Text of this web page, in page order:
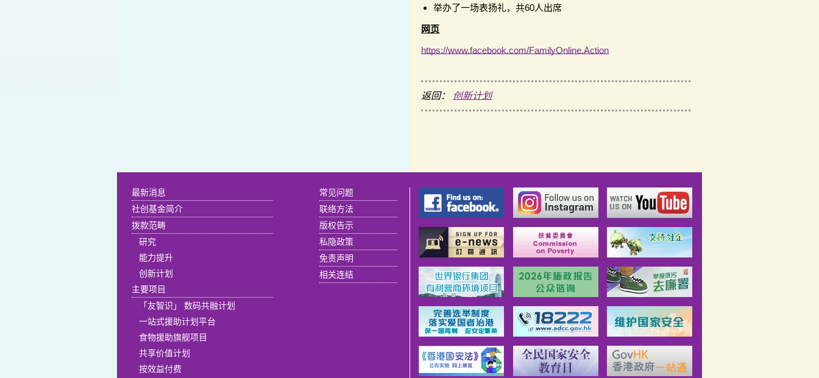
举办了一场表扬礼，共60人出席
网页
https://www.facebook.com/FamilyOnline.Action
返回： 创新计划
最新消息
社创基金简介
拨款范畴
研究
能力提升
创新计划
主要项目
「友智识」 数码共融计划
一站式援助计划平台
食物援助旗舰项目
共享价值计划
按效益付费
常见问题
联络方法
版权告示
私隐政策
免责声明
相关连结